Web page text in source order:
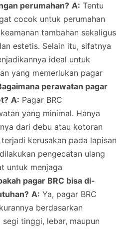
perumahan? A: Tentu
cocok untuk perumahan
tambahan sekaligus
estetis. Selain itu, sifatnya
ideal untuk
yang memerlukan pagar
perawatan pagar
A: Pagar BRC
yang minimal. Hanya
dari debu atau kotoran
kerusakan pada lapisan
pengecatan ulang
untuk menjaga
pagar BRC bisa di-
A: Ya, pagar BRC
berdasarkan
tinggi, lebar, maupun